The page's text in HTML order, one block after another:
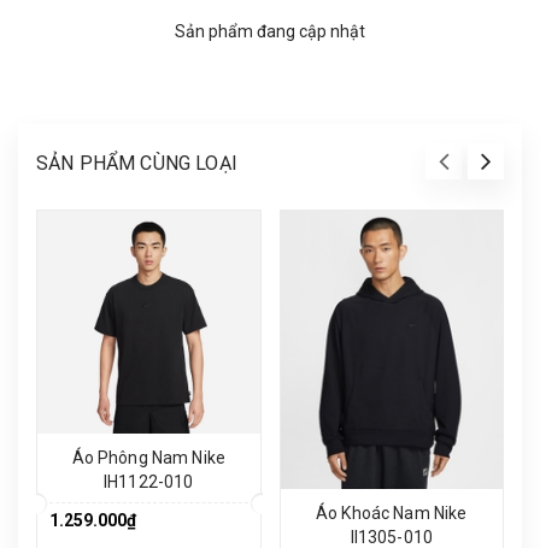
Sản phẩm đang cập nhật
SẢN PHẨM CÙNG LOẠI
Áo Phông Nam Nike
IH1122-010
1.259.000₫
Áo Khoác Nam Nike
II1305-010